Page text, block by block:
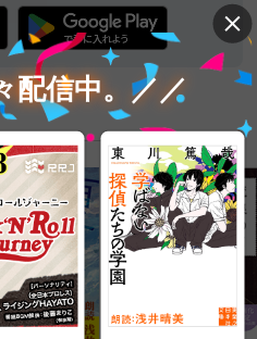
配信中。／／